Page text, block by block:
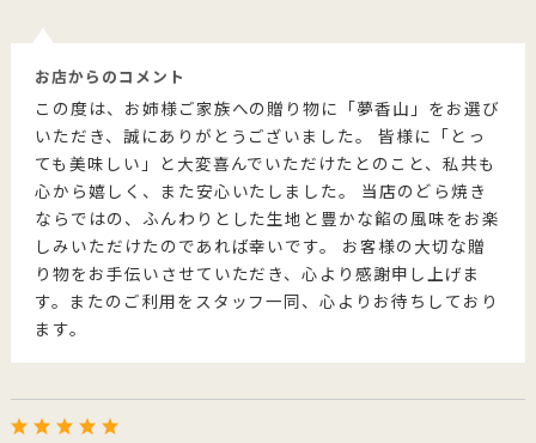
お店からのコメント
この度は、お姉様ご家族への贈り物に「夢香山」をお選び
いただき、誠にありがとうございました。 皆様に「とっ
ても美味しい」と大変喜んでいただけたとのこと、私共も
心から嬉しく、また安心いたしました。 当店のどら焼き
ならではの、ふんわりとした生地と豊かな餡の風味をお楽
しみいただけたのであれば幸いです。 お客様の大切な贈
り物をお手伝いさせていただき、心より感謝申し上げま
す。またのご利用をスタッフ一同、心よりお待ちしており
ます。